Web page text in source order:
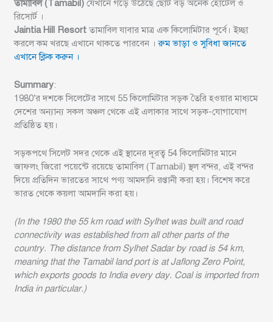
তামাবিল (Tamabil) যেখানে গড়ে উঠেছে ছোট বড় অনেক হোটেল ও
রিসোর্ট ।
Jaintia Hill Resortতামাবিল যাবার মাত্র এক কিলোমিটার পূর্বে। ইচ্ছা
করলে কম খরছে এখানে থাকতে পারবেন । রুম ভাড়া ও সুবিধা জানতে
এখানে ক্লিক করুন ।
Summary:
1980’র দশকে সিলেটের সাথে 55 কিলোমিটার সড়ক তৈরি হওয়ার মাধ্যমে
দেশের অন্যান্য সকল অঞ্চল থেকে এই এলাকার সাথে সড়ক-যোগাযোগ
প্রতিষ্ঠিত হয়।
সড়কপথে সিলেট সদর থেকে এই স্থানের দূরত্ব 54 কিলোমিটার মানে
জাফলং জিরো পয়েন্টে রয়েছে তামাবিল (Tamabil) স্থল বন্দর, এই বন্দর
দিয়ে প্রতিদিন ভারতের সাথে পণ্য আমদানি রপ্তানী করা হয়। বিশেষ করে
ভারত থেকে কয়লা আমদানি করা হয়।
(In the 1980 the 55 km road with Sylhet was built and road
connectivity was established from all other parts of the
country. The distance from Sylhet Sadar by road is 54 km,
meaning that the Tamabil land port is at Jaflong Zero Point,
which exports goods to India every day. Coal is imported from
India in particular.)